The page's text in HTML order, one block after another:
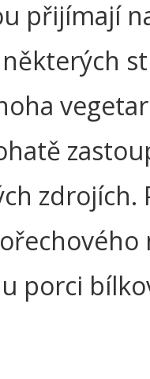
přijímají
zdrojích.
porci